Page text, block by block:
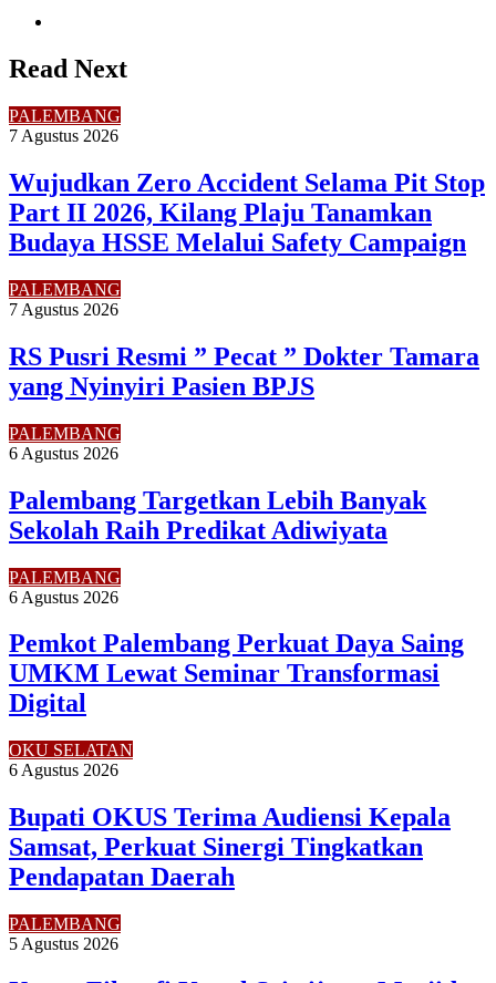
Read Next
PALEMBANG
7 Agustus 2026
Wujudkan Zero Accident Selama Pit Stop
Part II 2026, Kilang Plaju Tanamkan
Budaya HSSE Melalui Safety Campaign
PALEMBANG
7 Agustus 2026
RS Pusri Resmi ” Pecat ” Dokter Tamara
yang Nyinyiri Pasien BPJS
PALEMBANG
6 Agustus 2026
Palembang Targetkan Lebih Banyak
Sekolah Raih Predikat Adiwiyata
PALEMBANG
6 Agustus 2026
Pemkot Palembang Perkuat Daya Saing
UMKM Lewat Seminar Transformasi
Digital
OKU SELATAN
6 Agustus 2026
Bupati OKUS Terima Audiensi Kepala
Samsat, Perkuat Sinergi Tingkatkan
Pendapatan Daerah
PALEMBANG
5 Agustus 2026